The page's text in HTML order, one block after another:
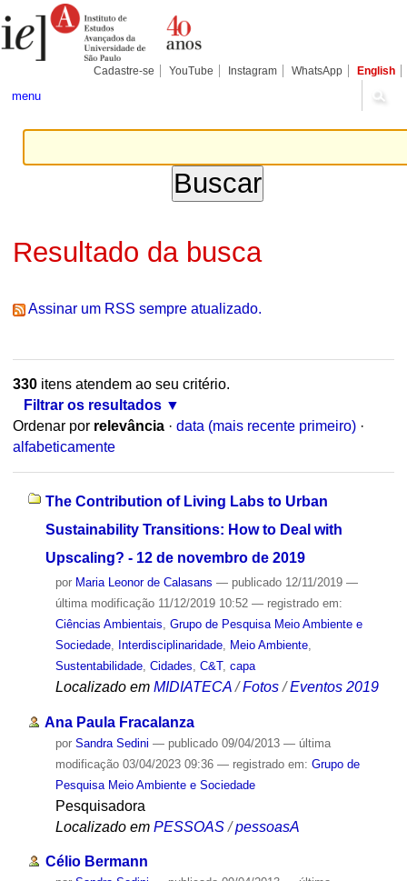
para
conteúdo.
Pessoais
Cadastre-se YouTube Instagram WhatsApp English
menu
Resultado da busca
Assinar um RSS sempre atualizado.
330itens atendem ao seu critério.
Filtrar os resultados
Ordenar por relevância · data (mais recente primeiro) ·
alfabeticamente
The Contribution of Living Labs to Urban
Sustainability Transitions: How to Deal with
Upscaling? - 12 de novembro de 2019
por Maria Leonor de Calasans — publicado12/11/2019 —
última modificação11/12/2019 10:52 — registrado em:
Ciências Ambientais Grupo de Pesquisa Meio Ambiente e
Sociedade, Interdisciplinaridade, Meio Ambiente,
Sustentabilidade, Cidades C&T, capa
Localizado em MIDIATECA /Fotos /Eventos 2019
Ana Paula Fracalanza
por Sandra Sedini — publicado09/04/2013 — última
modificação03/04/2023 09:36 — registrado em: Grupo de
Pesquisa Meio Ambiente e Sociedade
Pesquisadora
Localizado em PESSOAS /pessoasA
Célio Bermann